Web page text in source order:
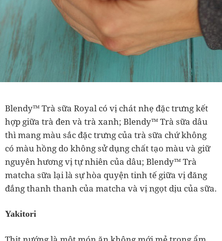
Blendy™ Trà sữa Royal có vị chát nhẹ đặc trưng kết
hợp giữa trà đen và trà xanh; Blendy™ Trà sữa dâu
thì mang màu sắc đặc trưng của trà sữa chứ không
có màu hồng do không sử dụng chất tạo màu và giữ
nguyên hương vị tự nhiên của dâu; Blendy™ Trà
matcha sữa lại là sự hòa quyện tinh tế giữa vị đăng
đắng thanh thanh của matcha và vị ngọt dịu của sữa.
Yakitori